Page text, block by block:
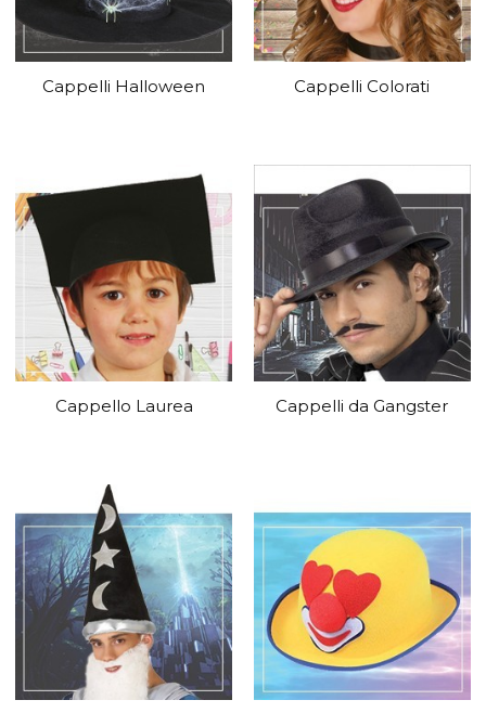
Cappelli Halloween Cappelli Colorati
Cappello Laurea Cappelli da Gangster